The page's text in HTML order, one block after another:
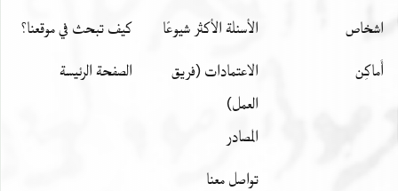
اشخاص
أَماكِن
الأسئلة الأكثر شيوعًا
الاعتمادات (فريق
العمل)
المصادر
تواصل معنا
كيف تبحث في موقعنا؟
الصفحة الرئيسة